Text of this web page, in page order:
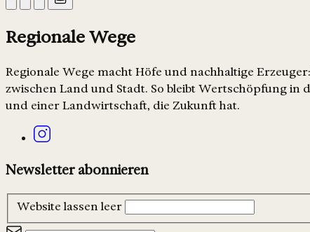
Regionale Wege
Regionale Wege macht Höfe und nachhaltige
zwischen Land und Stadt. So bleibt Wertschöpfung
und einer Landwirtschaft, die Zukunft hat.
Newsletter abonnieren
Website lassen leer